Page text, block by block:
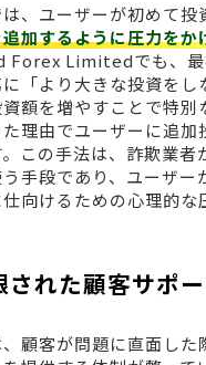
、ユーザーが初めて投
加するように圧力をか
Forex Limitedでも、
「より大きな投資をし
額を増やすことで特別
理由でユーザーに追加
この手法は、詐欺業者
手段であり、ユーザー
向けるための心理的な
れた顧客サポ
顧客が問題に直面した